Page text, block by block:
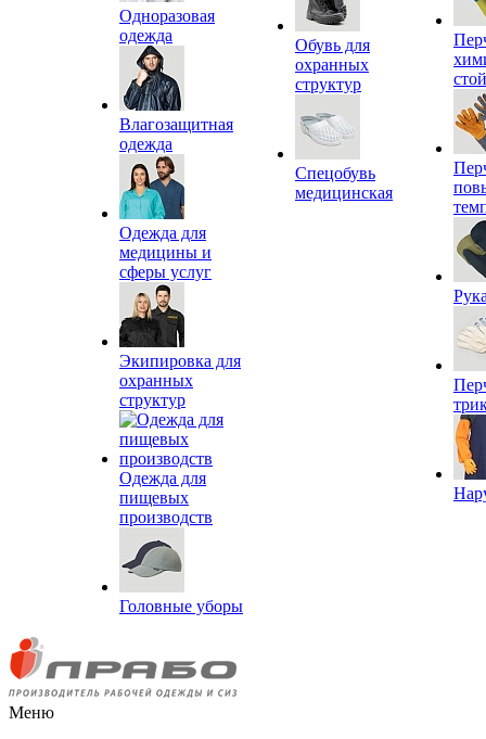
Одноразовая
одежда
Влагозащитная
одежда
Одежда для
медицины и
сферы услуг
Экипировка для
охранных
структур
Одежда для
пищевых
производств
Головные уборы
Обувь для
охранных
структур
Спецобувь
медицинская
Меню